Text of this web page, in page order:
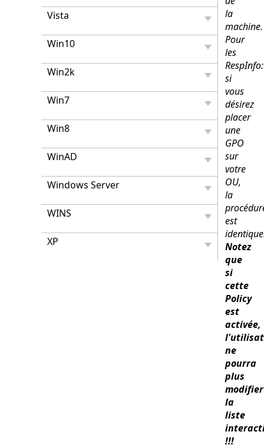
Vista
Win10
Win2k
Win7
Win8
WinAD
Windows Server
WINS
XP
la
machine.
Pour
les
RespInfo:
si
vous
désirez
placer
une
GPO
sur
votre
OU,
la
est
Notez
que
si
cette
Policy
est
activée,
ne
pourra
plus
modifier
la
liste
!!!